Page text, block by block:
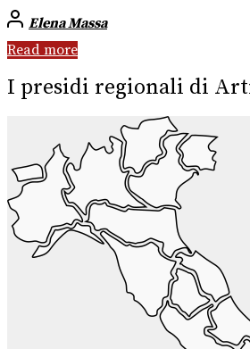
Elena Massa
Read more
I presidi regionali di